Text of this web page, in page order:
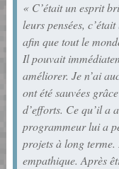
« C’était un esprit
leurs pensées,
afin que tout le
Il pouvait
améliorer. Je n’ai
ont été sauvées
d’efforts. Ce qu’il a
programmeur lui a
projets à long
empathique. Après